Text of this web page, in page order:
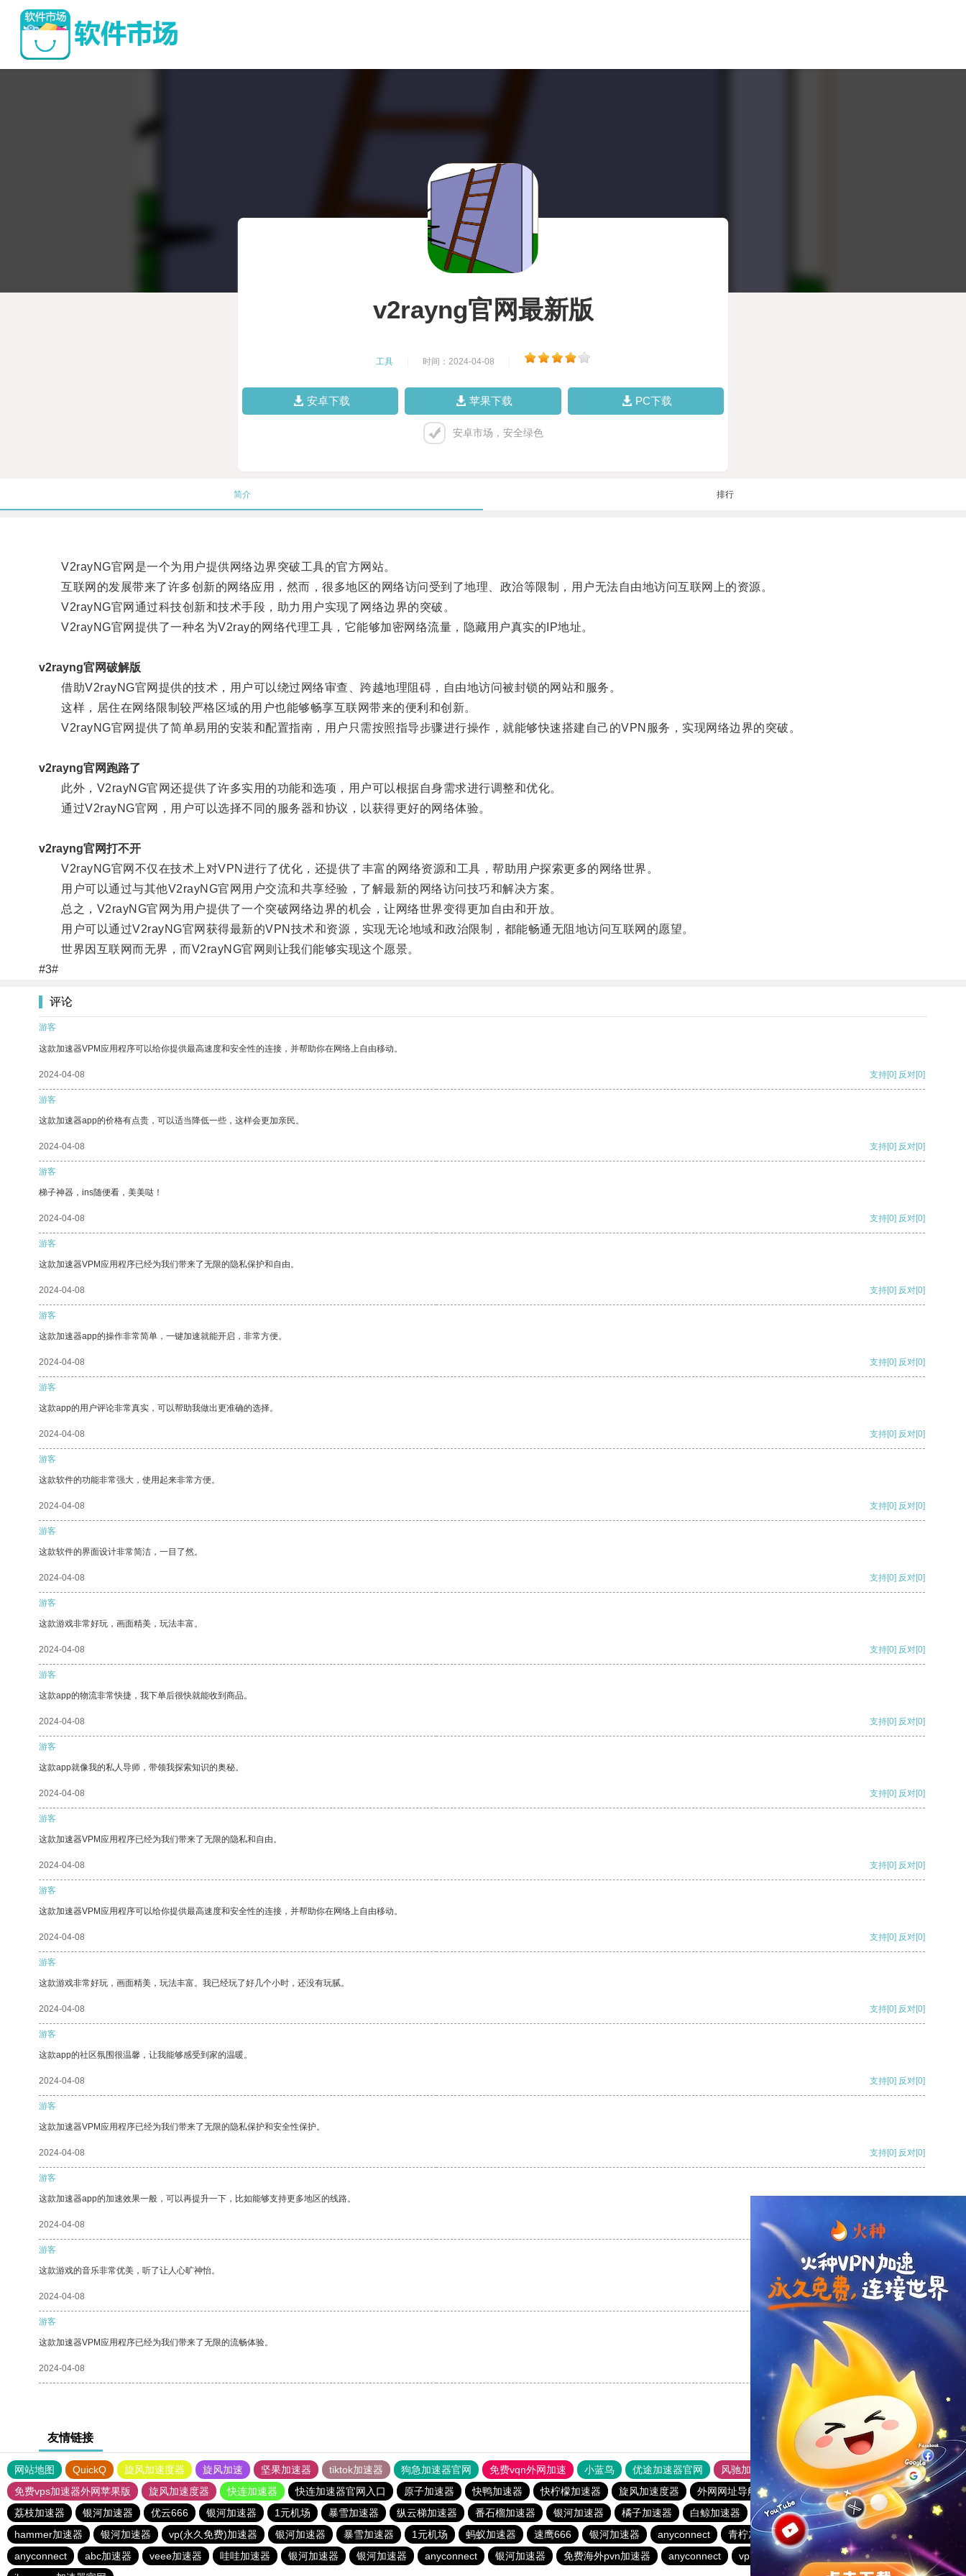
v2rayng官网最新版
工具 时间：2024-04-08
安卓下载 苹果下载 PC下载
安卓市场，安全绿色
简介 排行
V2rayNG官网是一个为用户提供网络边界突破工具的官方网站。
互联网的发展带来了许多创新的网络应用，然而，很多地区的网络访问受到了地理、政治等限制，用户无法自由地访问互联网上的资源。
V2rayNG官网通过科技创新和技术手段，助力用户实现了网络边界的突破。
V2rayNG官网提供了一种名为V2ray的网络代理工具，它能够加密网络流量，隐藏用户真实的IP地址。
v2rayng官网破解版
借助V2rayNG官网提供的技术，用户可以绕过网络审查、跨越地理阻碍，自由地访问被封锁的网站和服务。
这样，居住在网络限制较严格区域的用户也能够畅享互联网带来的便利和创新。
V2rayNG官网提供了简单易用的安装和配置指南，用户只需按照指导步骤进行操作，就能够快速搭建自己的VPN服务，实现网络边界的突破。
v2rayng官网跑路了
此外，V2rayNG官网还提供了许多实用的功能和选项，用户可以根据自身需求进行调整和优化。
通过V2rayNG官网，用户可以选择不同的服务器和协议，以获得更好的网络体验。
v2rayng官网打不开
V2rayNG官网不仅在技术上对VPN进行了优化，还提供了丰富的网络资源和工具，帮助用户探索更多的网络世界。
用户可以通过与其他V2rayNG官网用户交流和共享经验，了解最新的网络访问技巧和解决方案。
总之，V2rayNG官网为用户提供了一个突破网络边界的机会，让网络世界变得更加自由和开放。
用户可以通过V2rayNG官网获得最新的VPN技术和资源，实现无论地域和政治限制，都能畅通无阻地访问互联网的愿望。
世界因互联网而无界，而V2rayNG官网则让我们能够实现这个愿景。
#3#
评论
游客
这款加速器VPM应用程序可以给你提供最高速度和安全性的连接，并帮助你在网络上自由移动。
2024-04-08 支持[0] 反对[0]
游客
这款加速器app的价格有点贵，可以适当降低一些，这样会更加亲民。
2024-04-08 支持[0] 反对[0]
游客
梯子神器，ins随便看，美美哒！
2024-04-08 支持[0] 反对[0]
游客
这款加速器VPM应用程序已经为我们带来了无限的隐私保护和自由。
2024-04-08 支持[0] 反对[0]
游客
这款加速器app的操作非常简单，一键加速就能开启，非常方便。
2024-04-08 支持[0] 反对[0]
游客
这款app的用户评论非常真实，可以帮助我做出更准确的选择。
2024-04-08 支持[0] 反对[0]
游客
这款软件的功能非常强大，使用起来非常方便。
2024-04-08 支持[0] 反对[0]
游客
这款软件的界面设计非常简洁，一目了然。
2024-04-08 支持[0] 反对[0]
游客
这款游戏非常好玩，画面精美，玩法丰富。
2024-04-08 支持[0] 反对[0]
游客
这款app的物流非常快捷，我下单后很快就能收到商品。
2024-04-08 支持[0] 反对[0]
游客
这款app就像我的私人导师，带领我探索知识的奥秘。
2024-04-08 支持[0] 反对[0]
游客
这款加速器VPM应用程序已经为我们带来了无限的隐私和自由。
2024-04-08 支持[0] 反对[0]
游客
这款加速器VPM应用程序可以给你提供最高速度和安全性的连接，并帮助你在网络上自由移动。
2024-04-08 支持[0] 反对[0]
游客
这款游戏非常好玩，画面精美，玩法丰富。我已经玩了好几个小时，还没有玩腻。
2024-04-08 支持[0] 反对[0]
游客
这款app的社区氛围很温馨，让我能够感受到家的温暖。
2024-04-08 支持[0] 反对[0]
游客
这款加速器VPM应用程序已经为我们带来了无限的隐私保护和安全性保护。
2024-04-08 支持[0] 反对[0]
游客
这款加速器app的加速效果一般，可以再提升一下，比如能够支持更多地区的线路。
2024-04-08 支持
游客
这款游戏的音乐非常优美，听了让人心旷神怡。
2024-04-08 支持[0] 反对[0]
游客
这款加速器VPM应用程序已经为我们带来了无限的流畅体验。
2024-04-08 支持[0] 反对[0]
友情链接
网站地图 QuickQ 旋风加速度器 旋风加速 坚果加速器 tiktok加速器 狗急加速器官网 免费vqn外网加速 小蓝鸟 优途加速器官网 风驰加速器
旋风加速器
免费vps加速器外网苹果版
旋风加速度器 快连加速器 快连加速器官网入口 原子加速器 快鸭加速器 快柠檬加速器 旋风加速度器 外网网址导航 软件中心
青柠加速器
荔枝加速器
银河加速器 优云666 银河加速器 1元机场 暴雪加速器 纵云梯加速器 番石榴加速器 银河加速器 橘子加速器 白鲸加速器 暴雪加速器 银河加速器
暴雪加速器
hammer加速器
银河加速器 vp(永久免费)加速器 银河加速器 暴雪加速器 1元机场 蚂蚁加速器 速鹰666 银河加速器 anyconnect 青柠加速器 海鸥加速器
银河加速器
anyconnect
abc加速器 veee加速器 哇哇加速器 银河加速器 银河加速器 anyconnect 银河加速器 免费海外pvn加速器 anyconnect vp(永久免费)加速器
蜜蜂加速器